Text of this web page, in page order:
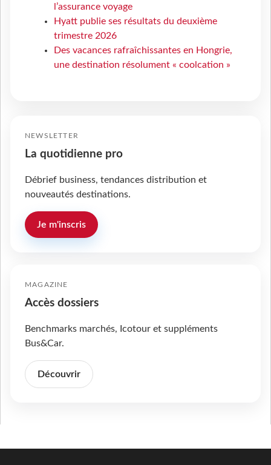
l’assurance voyage
Hyatt publie ses résultats du deuxième
trimestre 2026
Des vacances rafraîchissantes en Hongrie,
une destination résolument « coolcation »
NEWSLETTER
La quotidienne pro
Débrief business, tendances distribution et
nouveautés destinations.
Je m'inscris
MAGAZINE
Accès dossiers
Benchmarks marchés, Icotour et suppléments
Bus&Car.
Découvrir